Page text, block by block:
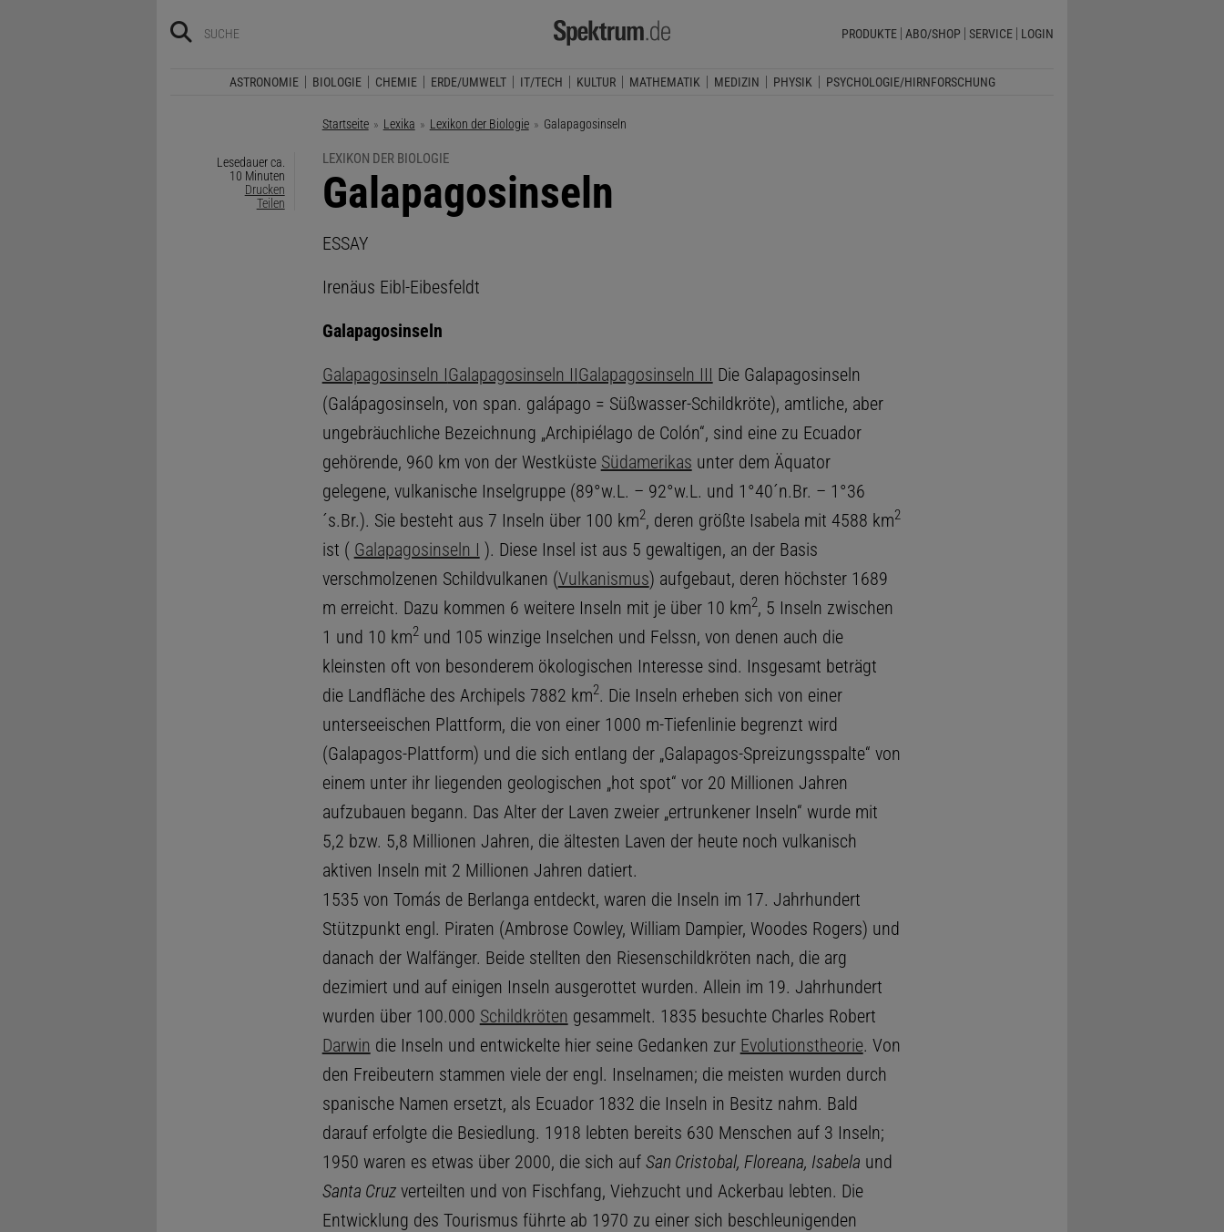
PRODUKTE ABO/SHOP SERVICE LOGIN
ASTRONOMIE BIOLOGIE CHEMIE ERDE/UMWELT IT/TECH KULTUR MATHEMATIK MEDIZIN PHYSIK PSYCHOLOGIE/HIRNFORSCHUNG
Startseite Lexika Lexikon der Biologie Aktuelle Seite:
Galapagosinseln
Lesedauer ca.
10 Minuten
Drucken
Teilen
LEXIKON DER BIOLOGIE
:
Galapagosinseln
ESSAY
Irenäus Eibl-Eibesfeldt
Galapagosinseln
Galapagosinseln IGalapagosinseln IIGalapagosinseln III Die Galapagosinseln
(Galápagosinseln, von span. galápago = Süßwasser-Schildkröte), amtliche, aber
ungebräuchliche Bezeichnung „Archipiélago de Colón“, sind eine zu Ecuador
gehörende, 960 km von der Westküste Südamerikas unter dem Äquator
gelegene, vulkanische Inselgruppe (89°w.L. – 92°w.L. und 1°40´n.Br. – 1°36
´s.Br.). Sie besteht aus 7 Inseln über 100 km2, deren größte Isabela mit 4588 km2
ist ( Galapagosinseln I ). Diese Insel ist aus 5 gewaltigen, an der Basis
verschmolzenen Schildvulkanen (Vulkanismus) aufgebaut, deren höchster 1689
m erreicht. Dazu kommen 6 weitere Inseln mit je über 10 km2, 5 Inseln zwischen
1 und 10 km2und 105 winzige Inselchen und Felssn, von denen auch die
kleinsten oft von besonderem ökologischen Interesse sind. Insgesamt beträgt
die Landfläche des Archipels 7882 km2. Die Inseln erheben sich von einer
unterseeischen Plattform, die von einer 1000 m-Tiefenlinie begrenzt wird
(Galapagos-Plattform) und die sich entlang der „Galapagos-Spreizungsspalte“ von
einem unter ihr liegenden geologischen „hot spot“ vor 20 Millionen Jahren
aufzubauen begann. Das Alter der Laven zweier „ertrunkener Inseln“ wurde mit
5,2 bzw. 5,8 Millionen Jahren, die ältesten Laven der heute noch vulkanisch
aktiven Inseln mit 2 Millionen Jahren datiert.
1535 von Tomás de Berlanga entdeckt, waren die Inseln im 17. Jahrhundert
Stützpunkt engl. Piraten (Ambrose Cowley, William Dampier, Woodes Rogers) und
danach der Walfänger. Beide stellten den Riesenschildkröten nach, die arg
dezimiert und auf einigen Inseln ausgerottet wurden. Allein im 19. Jahrhundert
wurden über 100.000 Schildkröten gesammelt. 1835 besuchte Charles Robert
Darwin die Inseln und entwickelte hier seine Gedanken zur Evolutionstheorie. Von
den Freibeutern stammen viele der engl. Inselnamen; die meisten wurden durch
spanische Namen ersetzt, als Ecuador 1832 die Inseln in Besitz nahm. Bald
darauf erfolgte die Besiedlung. 1918 lebten bereits 630 Menschen auf 3 Inseln;
1950 waren es etwas über 2000, die sich auf San Cristobal, Floreana, Isabela und
Santa Cruzverteilten und von Fischfang, Viehzucht und Ackerbau lebten. Die
Entwicklung des Tourismus führte ab 1970 zu einer sich beschleunigenden